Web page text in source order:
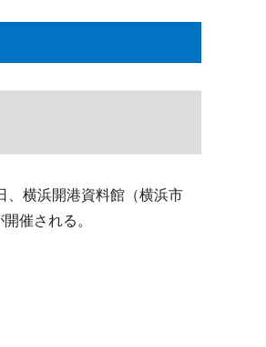
、横浜開港資料館（横浜市
催される。